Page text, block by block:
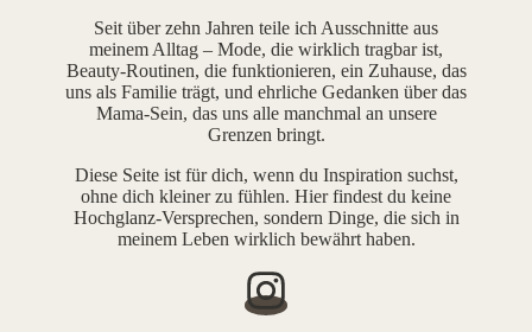
Seit über zehn Jahren teile ich Ausschnitte aus
meinem Alltag – Mode, die wirklich tragbar ist,
Beauty-Routinen, die funktionieren, ein Zuhause, das
uns als Familie trägt, und ehrliche Gedanken über das
Mama-Sein, das uns alle manchmal an unsere
Grenzen bringt.
Diese Seite ist für dich, wenn du Inspiration suchst,
ohne dich kleiner zu fühlen. Hier findest du keine
Hochglanz-Versprechen, sondern Dinge, die sich in
meinem Leben wirklich bewährt haben.